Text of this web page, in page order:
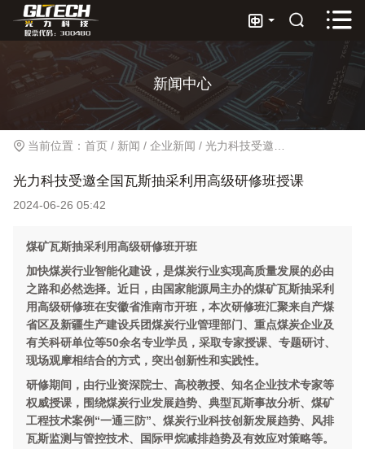
  
新闻中心
当前位置： 首页 / 新闻 / 企业新闻 / 光力科技受邀全国瓦斯抽采利用高级研修班授课
光力科技受邀全国瓦斯抽采利用高级研修班授课
2024-06-26 05:42
煤矿瓦斯抽采利用高级研修班开班
加快煤炭行业智能化建设，是煤炭行业实现高质量发展的必由
之路和必然选择。近日，由国家能源局主办的煤矿瓦斯抽采利
用高级研修班在安徽省淮南市开班，本次研修班汇聚来自产煤
省区及新疆生产建设兵团煤炭行业管理部门、重点煤炭企业及
有关科研单位等50余名专业学员，采取专家授课、专题研讨、
现场观摩相结合的方式，突出创新性和实践性。
研修期间，由行业资深院士、高校教授、知名企业技术专家等
权威授课，围绕煤炭行业发展趋势、典型瓦斯事故分析、煤矿
工程技术案例“一通三防”、煤炭行业科技创新发展趋势、风排
瓦斯监测与管控技术、国际甲烷减排趋势及有效应对策略等。